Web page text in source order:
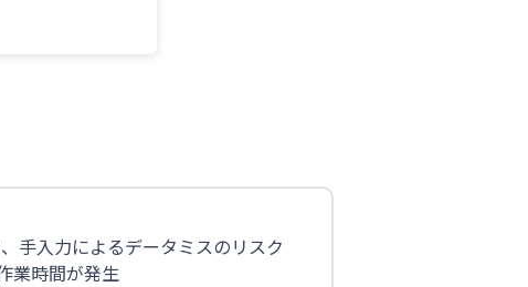
手入力によるデータミスのリスク
業時間が発生